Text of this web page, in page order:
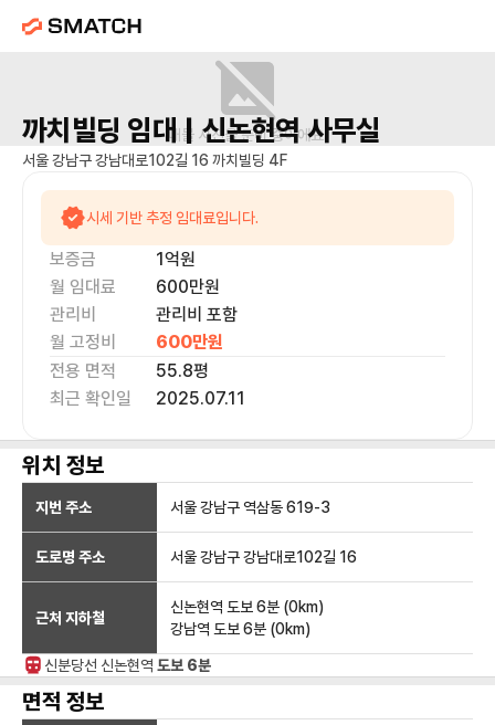
매물 사진을 준비 중이에요.
까치빌딩 임대 | 신논현역사무실
서울 강남구 강남대로102길 16 까치빌딩 4F
시세 기반 추정 임대료입니다.
보증금 1억원
월 임대료
600만원
관리비
관리비 포함
월 고정비
600만원
전용 면적
55.8평
최근 확인일
2025.07.11
위치 정보
지번 주소 서울 강남구 역삼동 619-3
도로명 주소 서울 강남구 강남대로102길 16
근처 지하철
신논현역 도보 6분 (0km)
강남역 도보 6분 (0km)
신분당선 신논현역 도보 6분
면적 정보